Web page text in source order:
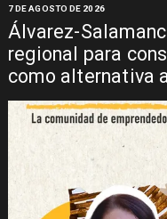
Álvarez-
regional para
como alternativa
7 DE AGOSTO DE 2026